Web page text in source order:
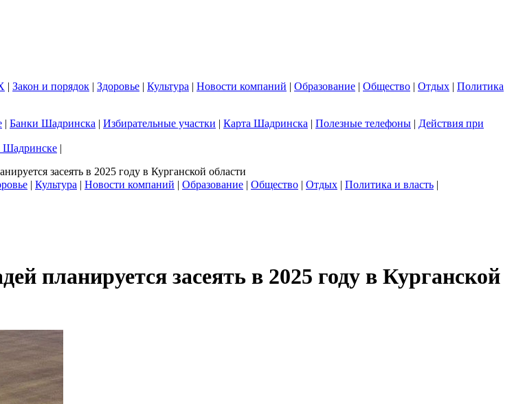
| Закон и порядок | Здоровье | Культура | Новости компаний | Образование | Общество | Отдых | Политика
| Банки Шадринска | Избирательные участки | Карта Шадринска | Полезные телефоны | Действия при
Шадринске |
засеять в 2025 году в Курганской области
| Культура | Новости компаний | Образование | Общество | Отдых | Политика и власть |
планируется засеять в 2025 году в Курганской